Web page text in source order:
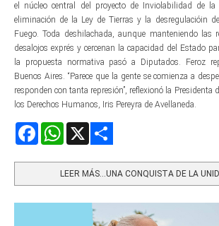
el núcleo central del proyecto de Inviolabilidad de la
eliminación de la Ley de Tierras y la desregulacióin
Fuego. Toda deshilachada, aunque manteniendo las
desalojos exprés y cercenan la capacidad del Estado
la propuesta normativa pasó a Diputados. Feroz
Buenos Aires. “Parece que la gente se comienza a
responden con tanta represión”, reflexionó la Presidenta
los Derechos Humanos, Iris Pereyra de Avellaneda.
FacebookWhatsApp
LEER MÁS…UNA CONQUISTA DE LA